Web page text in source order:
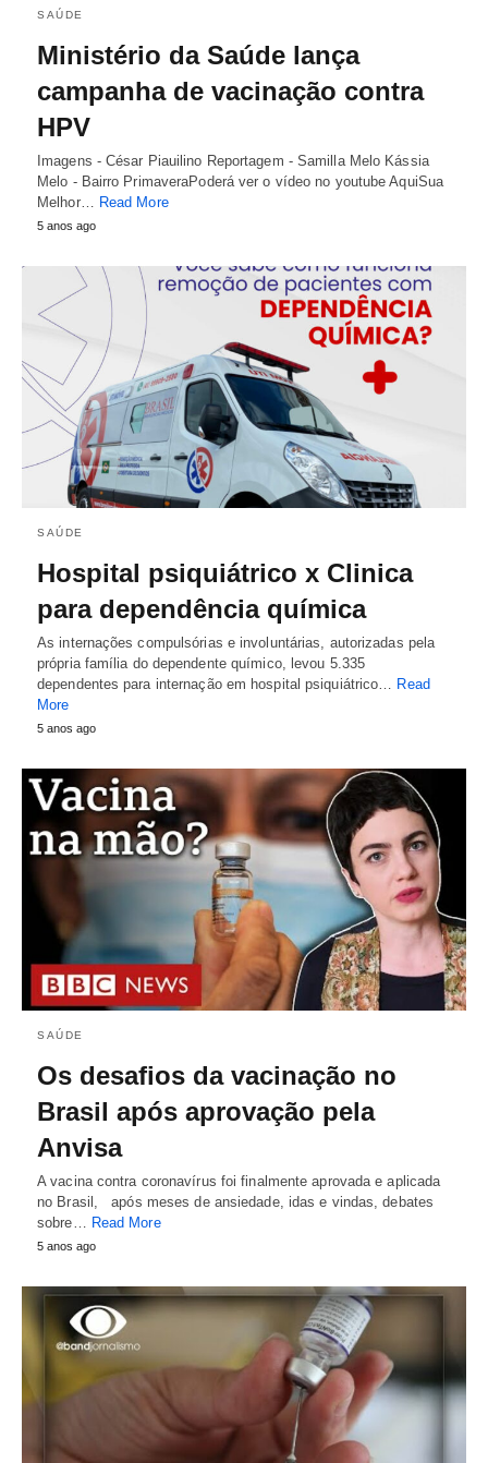
SAÚDE
Ministério da Saúde lança
campanha de vacinação contra
HPV
Imagens - César Piauilino Reportagem - Samilla Melo Kássia
Melo - Bairro PrimaveraPoderá ver o vídeo no youtube AquiSua
Melhor… Read More
5 anos ago
SAÚDE
Hospital psiquiátrico x Clinica
para dependência química
As internações compulsórias e involuntárias, autorizadas pela
própria família do dependente químico, levou 5.335
dependentes para internação em hospital psiquiátrico… Read
More
5 anos ago
SAÚDE
Os desafios da vacinação no
Brasil após aprovação pela
Anvisa
A vacina contra coronavírus foi finalmente aprovada e aplicada
no Brasil, após meses de ansiedade, idas e vindas, debates
sobre…
Read More
5 anos ago